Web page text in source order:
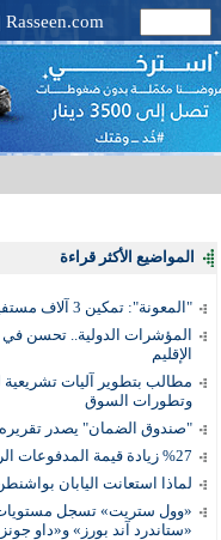
Rasseen.com
المواضيع الأكثر قراءة
"المعونة": تمكين 3 آلاف مستفيد من الاستقرار بالعمل
المؤشرات الدولية.. تحسن في
الإقليم
مطالب بتطوير آليات تشريعية
وتطورات السوق
"صندوق الضمان" يصدر تقريره
%27 زيادة قيمة المدفوعات الرقمية
لماذا استعانت اليابان
«وول ستريت» تسجل مستويات
«ستاندرد آند بورز» و«داو